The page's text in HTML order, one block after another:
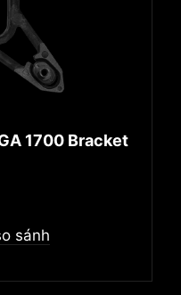
1700 Bracket
sánh